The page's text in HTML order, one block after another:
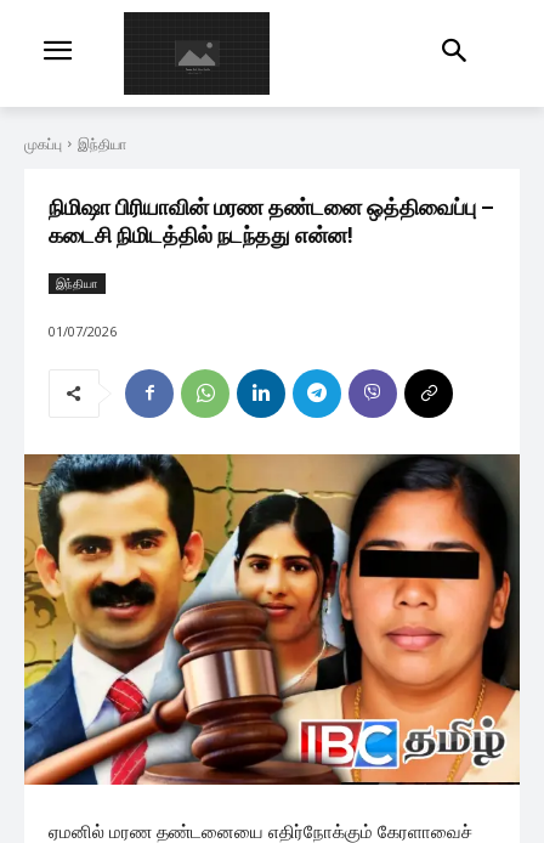
முகப்பு இந்தியா
நிமிஷா பிரியாவின் மரண தண்டனை ஒத்திவைப்பு –
கடைசி நிமிடத்தில் நடந்தது என்ன!
இந்தியா
01/07/2026
ஏமனில் மரண தண்டனையை எதிர்நோக்கும் கேரளாவைச்